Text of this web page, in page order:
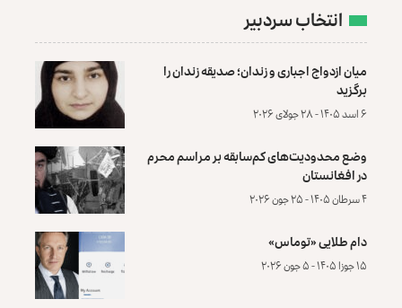
انتخاب سردبیر
میان ازدواج اجباری و زندان؛ صدیقه زندان را
برگزید
۶ اسد ۱۴۰۵ - ۲۸ جولای ۲۰۲۶
وضع محدودیت‌های کم‌سابقه بر مراسم محرم
در افغانستان
۴ سرطان ۱۴۰۵ - ۲۵ جون ۲۰۲۶
دام طلایی «توماس»
۱۵ جوزا ۱۴۰۵ - ۵ جون ۲۰۲۶